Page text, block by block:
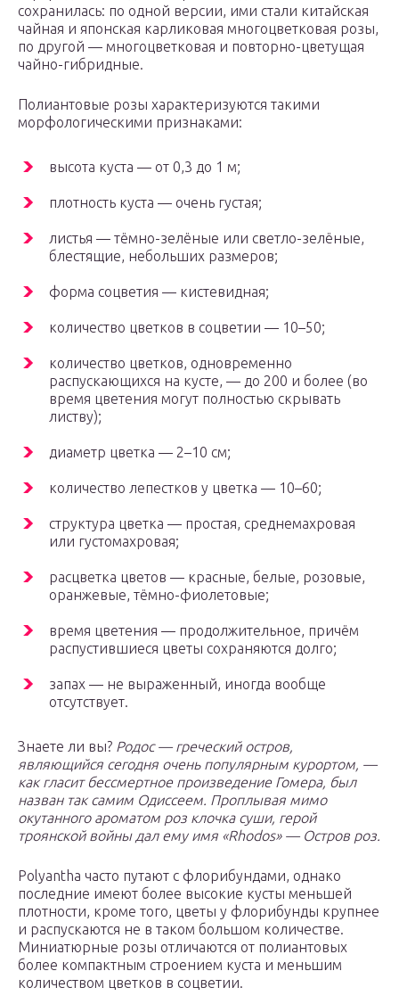
сохранилась: по одной версии, ими стали китайская
чайная и японская карликовая многоцветковая розы,
по другой — многоцветковая и повторно-цветущая
чайно-гибридные.
Полиантовые розы характеризуются такими
морфологическими признаками:
высота куста — от 0,3 до 1 м;
плотность куста — очень густая;
листья — тёмно-зелёные или светло-зелёные,
блестящие, небольших размеров;
форма соцветия — кистевидная;
количество цветков в соцветии — 10–50;
количество цветков, одновременно
распускающихся на кусте, — до 200 и более (во
время цветения могут полностью скрывать
листву);
диаметр цветка — 2–10 см;
количество лепестков у цветка — 10–60;
структура цветка — простая, среднемахровая
или густомахровая;
расцветка цветов — красные, белые, розовые,
оранжевые, тёмно-фиолетовые;
время цветения — продолжительное, причём
распустившиеся цветы сохраняются долго;
запах — не выраженный, иногда вообще
отсутствует.
Знаете ли вы? Родос — греческий остров,
являющийся сегодня очень популярным курортом, —
как гласит бессмертное произведение Гомера, был
назван так самим Одиссеем. Проплывая мимо
окутанного ароматом роз клочка суши, герой
троянской войны дал ему имя «Rhodos» — Остров роз.
Polyantha часто путают с флорибундами, однако
последние имеют более высокие кусты меньшей
плотности, кроме того, цветы у флорибунды крупнее
и распускаются не в таком большом количестве.
Миниатюрные розы отличаются от полиантовых
более компактным строением куста и меньшим
количеством цветков в соцветии.